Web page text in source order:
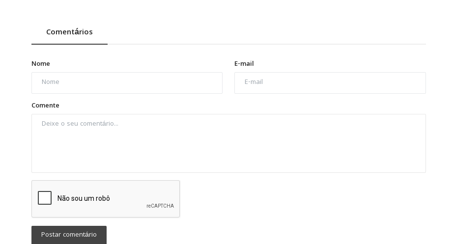
Comentários
Nome E-mail
Comente
Postar comentário